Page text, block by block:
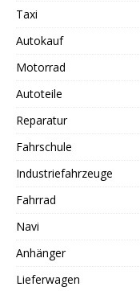
Taxi
Autokauf
Motorrad
Autoteile
Reparatur
Fahrschule
Industriefahrzeuge
Fahrrad
Navi
Anhänger
Lieferwagen